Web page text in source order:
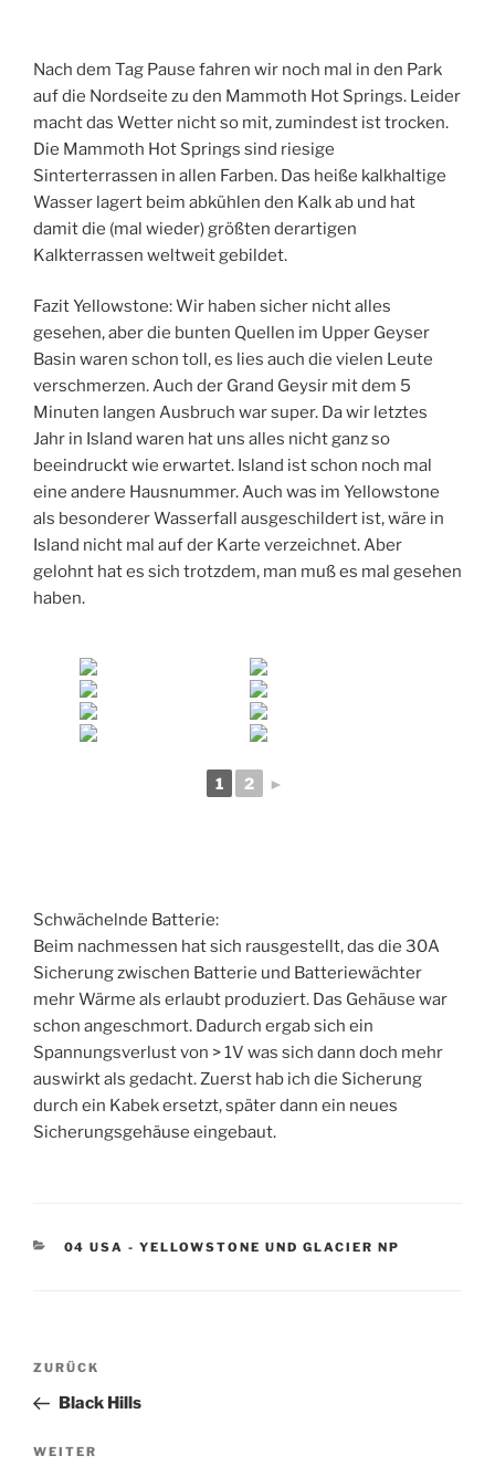
Nach dem Tag Pause fahren wir noch mal in den Park
auf die Nordseite zu den Mammoth Hot Springs. Leider
macht das Wetter nicht so mit, zumindest ist trocken.
Die Mammoth Hot Springs sind riesige
Sinterterrassen in allen Farben. Das heiße kalkhaltige
Wasser lagert beim abkühlen den Kalk ab und hat
damit die (mal wieder) größten derartigen
Kalkterrassen weltweit gebildet.
Fazit Yellowstone: Wir haben sicher nicht alles
gesehen, aber die bunten Quellen im Upper Geyser
Basin waren schon toll, es lies auch die vielen Leute
verschmerzen. Auch der Grand Geysir mit dem 5
Minuten langen Ausbruch war super. Da wir letztes
Jahr in Island waren hat uns alles nicht ganz so
beeindruckt wie erwartet. Island ist schon noch mal
eine andere Hausnummer. Auch was im Yellowstone
als besonderer Wasserfall ausgeschildert ist, wäre in
Island nicht mal auf der Karte verzeichnet. Aber
gelohnt hat es sich trotzdem, man muß es mal gesehen
haben.
1 2 ►
Schwächelnde Batterie:
Beim nachmessen hat sich rausgestellt, das die 30A
Sicherung zwischen Batterie und Batteriewächter
mehr Wärme als erlaubt produziert. Das Gehäuse war
schon angeschmort. Dadurch ergab sich ein
Spannungsverlust von > 1V was sich dann doch mehr
auswirkt als gedacht. Zuerst hab ich die Sicherung
durch ein Kabek ersetzt, später dann ein neues
Sicherungsgehäuse eingebaut.
KATEGORIEN
04 USA - YELLOWSTONE UND GLACIER NP
Beitragsnavigation
Vorheriger
Beitrag
ZURÜCK
Black Hills
Nächster
WEITER